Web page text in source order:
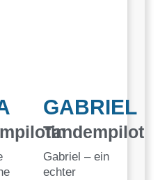
GABRIEL
Tandempilot
Gabriel – ein
echter